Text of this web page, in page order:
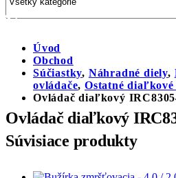
Úvod
Obchod
Súčiastky, Náhradné diely,
ovládače,Ostatné diaľkové
Ovládač diaľkový
Ovládač diaľkový
Súvisiace produkty